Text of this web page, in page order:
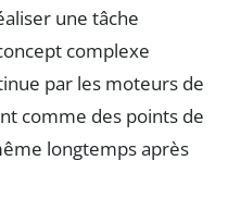
une tâche
complexe
par les moteurs de
comme des points de
longtemps après